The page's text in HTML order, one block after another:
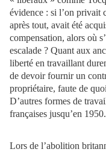
évidence : si l’on privait
après tout, avait été
compensation, alors où
escalade ? Quant aux
liberté en travaillant
de devoir fournir un
propriétaire, faute de
D’autres formes de
françaises jusqu’en 1950.
Lors de l’abolition